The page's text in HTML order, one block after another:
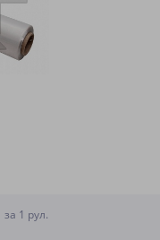
за 1 рул.